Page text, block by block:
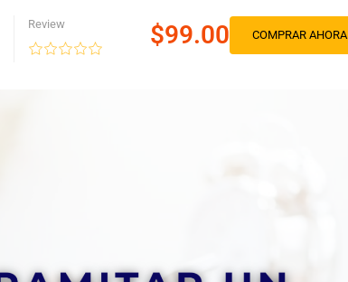
Review $99.00 COMPRAR AHORA